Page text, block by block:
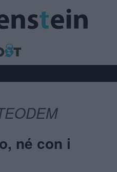
né con i